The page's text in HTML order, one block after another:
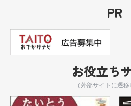
PR
お役立ち
（外部サイトに遷移